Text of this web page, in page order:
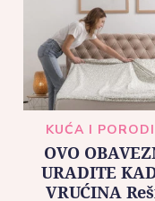
KUĆA I
OVO
URADITE
VRUĆINA